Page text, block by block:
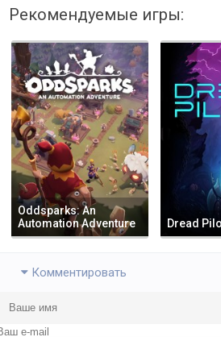
Рекомендуемые игры:
Oddsparks: An
Automation Adventure
Dread
Комментировать